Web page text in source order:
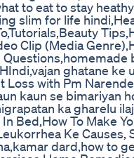
to eat to stay
slim for life
Clip (Media
ghatane
Loss with Pm
kaun se bimariyan
ka gharelu
Bed,How To Make
Ke
dard,how to